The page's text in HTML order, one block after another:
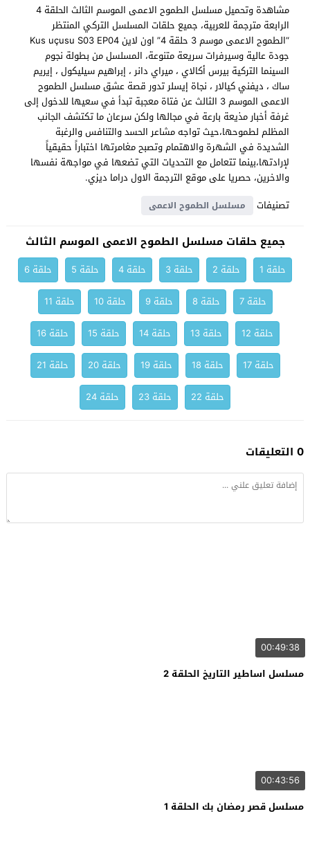
مشاهدة وتحميل مسلسل الطموح الاعمى الموسم الثالث الحلقة 4
الرابعة مترجمة للعربية، جميع حلقات المسلسل التركي المنتظر
“الطموح الاعمى موسم 3 حلقة 4” اون لاين Kus uçusu S03 EP04
جودة عالية وسيرفرات سريعة متنوعة، المسلسل من بطولة نجوم
السينما التركية بيرس أكالاي ، ميراي دانر ، إبراهيم سيليكول ، إيريم
ساك ، ديفني كيالار ، نجاة إيسلر تدور قصة عشق مسلسل الطموح
الاعمى الموسم 3 الثالث عن فتاة معجبة تبدأ في سعيها للدخول إلى
غرفة أخبار مذيعة بارعة في مجالها ولكن سرعان ما تكتشف الجانب
المظلم لطموحها،حيث تواجه مشاعر الحسد والتنافس والرغبة
الشديدة في الشهرة والاهتمام وتصبح مغامرتها اختباراً حقيقياً
لإرادتها،بينما تتعامل مع التحديات التي تضعها في مواجهة نفسها
والاخرين، حصريا على موقع الترجمة الاول دراما ديزي.
تصنيفات
مسلسل الطموح الاعمى
جميع حلقات مسلسل الطموح الاعمى الموسم الثالث
حلقة 1 حلقة 2 حلقة 3 حلقة 4 حلقة 5
حلقة 6
حلقة 7
حلقة 8 حلقة 9 حلقة 10
حلقة 11
حلقة 12
حلقة 13 حلقة 14 حلقة 15
حلقة 16
حلقة 17
حلقة 18 حلقة 19 حلقة 20
حلقة 21
حلقة 22
حلقة 23 حلقة 24
0 التعليقات
00:49:38
مسلسل اساطير التاريخ الحلقة 2
00:43:56
مسلسل قصر رمضان بك الحلقة 1